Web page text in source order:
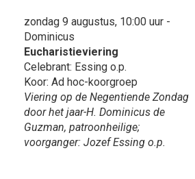
zondag 9 augustus, 10:00 uur -
Dominicus
Eucharistieviering
Celebrant: Essing o.p.
Koor: Ad hoc-koorgroep
Viering op de Negentiende Zondag
door het jaar-H. Dominicus de
Guzman, patroonheilige;
voorganger: Jozef Essing o.p.